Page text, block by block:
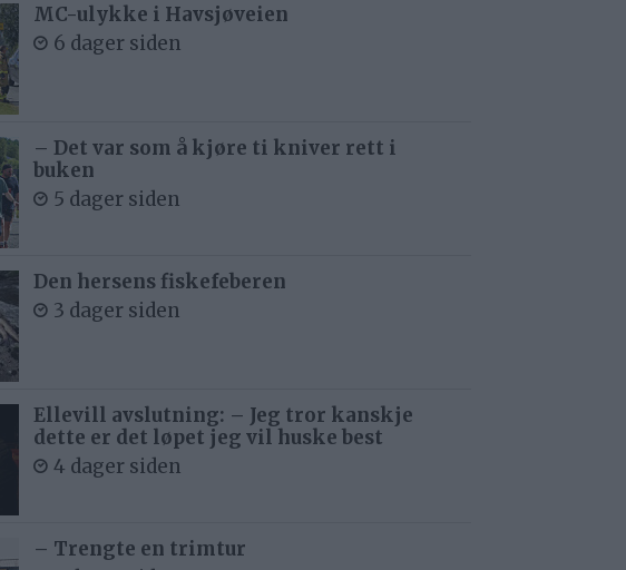
MC-ulykke i Havsjøveien
6 dager siden
– Det var som å kjøre ti kniver rett i
buken
5 dager siden
Den hersens fiskefeberen
3 dager siden
Ellevill avslutning: – Jeg tror kanskje
dette er det løpet jeg vil huske best
4 dager siden
– Trengte en trimtur